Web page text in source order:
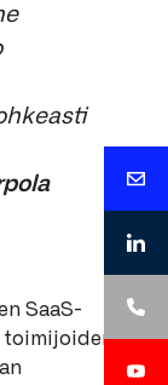
SaaS-
toimijoiden